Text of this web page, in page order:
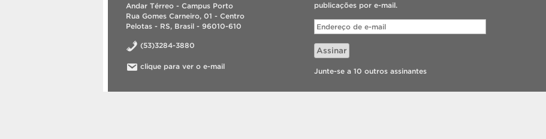
Andar Térreo - Campus Porto
Rua Gomes Carneiro, 01 - Centro
Pelotas - RS, Brasil - 96010-610
(53)3284-3880
clique para ver o e-mail
publicações por e-mail.
Endereço
de
e-
mail
Assinar
Junte-se a 10 outros assinantes